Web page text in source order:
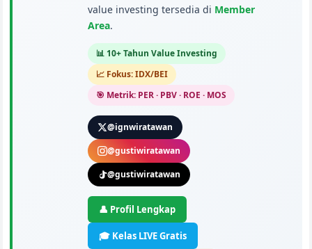
value investing tersedia di Member
Area.
📊 10+ Tahun Value Investing
📈 Fokus: IDX/BEI
🎯 Metrik: PER · PBV · ROE · MOS
@ignwiratawan
@gustiwiratawan
@gustiwiratawan
👤 Profil Lengkap
🎓 Kelas LIVE Gratis